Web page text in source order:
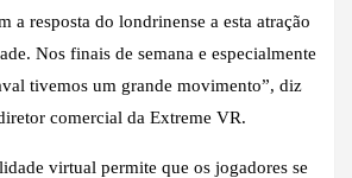
a resposta do londrinense a esta atração
Nos finais de semana e especialmente
tivemos um grande movimento”, diz
comercial da Extreme VR.
virtual permite que os jogadores se